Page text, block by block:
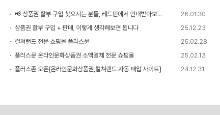
📢 상품권 할부 구입 찾으시는 분들, 레드핀에서 안내받아보세요!
26.01.30
상품권 할부 구입 + 판매, 이렇게 생각해보면 됩니다
25.12.23
컬쳐랜드 전문 쇼핑몰 플러스문
25.02.28
플러스문 온라인문화상품권 소액결제 전문 쇼핑몰
25.02.13
플러스존 오픈[온라인문화상품권,컬쳐랜드 자동 매입 사이트]
24.12.31